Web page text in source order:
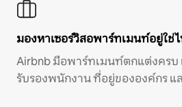
มองหาเซอร์วิสอพาร์ทเมนท์อยู่ใช่
Airbnb มีอพาร์ทเมนท์ตกแต่งครบ
รับรองพนักงาน ที่อยู่ขององค์กร แ